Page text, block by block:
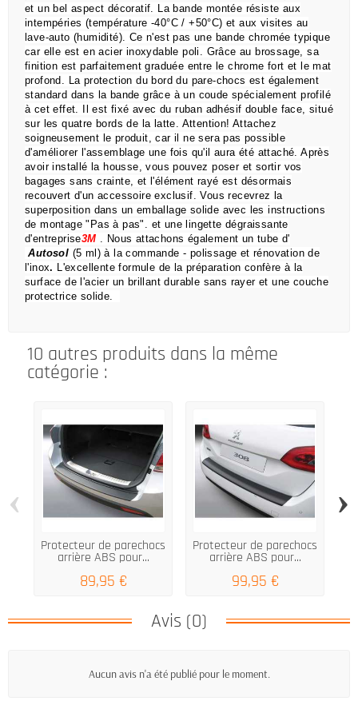
et un bel aspect décoratif. La bande montée résiste aux
intempéries (température -40°C / +50°C) et aux visites au
lave-auto (humidité). Ce n'est pas une bande chromée typique
car elle est en acier inoxydable poli. Grâce au brossage, sa
finition est parfaitement graduée entre le chrome fort et le mat
profond. La protection du bord du pare-chocs est également
standard dans la bande grâce à un coude spécialement profilé
à cet effet.
Il est fixé avec du ruban adhésif double face, situé
sur les quatre bords de la latte. Attention!Attachez
soigneusement le produit, car il ne sera pas possible
d'améliorer l'assemblage une fois qu'il aura été attaché.Après
avoir installé la housse, vous pouvez poser et sortir vos
bagages sans crainte, et l'élément rayé est désormais
recouvert d'un accessoire exclusif.Vous recevrez la
superposition dans un emballage solide avec les instructions
de montage "Pas à pas". et une lingette dégraissante
d'entreprise3M . Nous attachons également un tube d'
Autosol (5 ml) à la commande - polissage et rénovation de
l'inox. L'excellente formule de la préparation confère à la
surface de l'acier un brillant durable sans rayer et une couche
protectrice solide.
10 autres produits dans la même
catégorie :
Protecteur de parechocs
arrière ABS pour...
89,95 €
Protecteur de parechocs
arrière ABS pour...
99,95 €
‹ ›
Avis (0)
Aucun avis n'a été publié pour le moment.